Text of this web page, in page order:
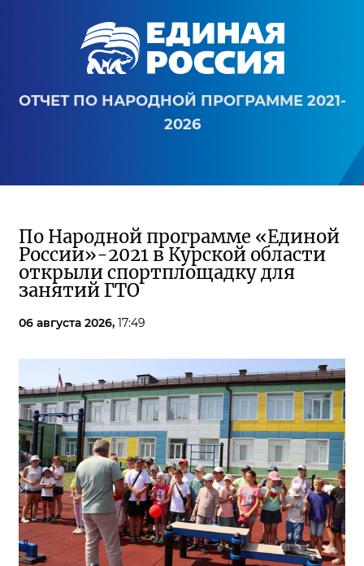
ОТЧЕТ ПО НАРОДНОЙ ПРОГРАММЕ 2021-
2026
По Народной программе «Единой
России»-2021 в Курской области
открыли спортплощадку для
занятий ГТО
06 августа 2026, 17:49